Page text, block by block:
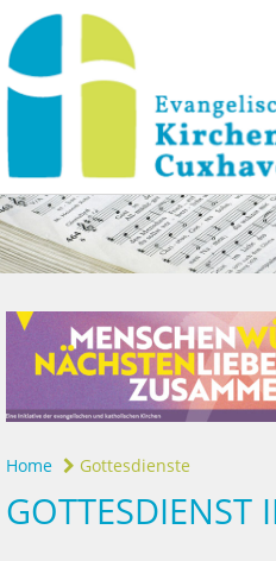
Home Gottesdienste
GOTTESDIENST